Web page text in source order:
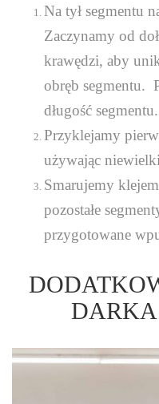
Na tył segmentu
Zaczynamy od
krawędzi, aby
obręb segmentu.
długość segmentu.
Przyklejamy
używając
Smarujemy
pozostałe
przygotowane